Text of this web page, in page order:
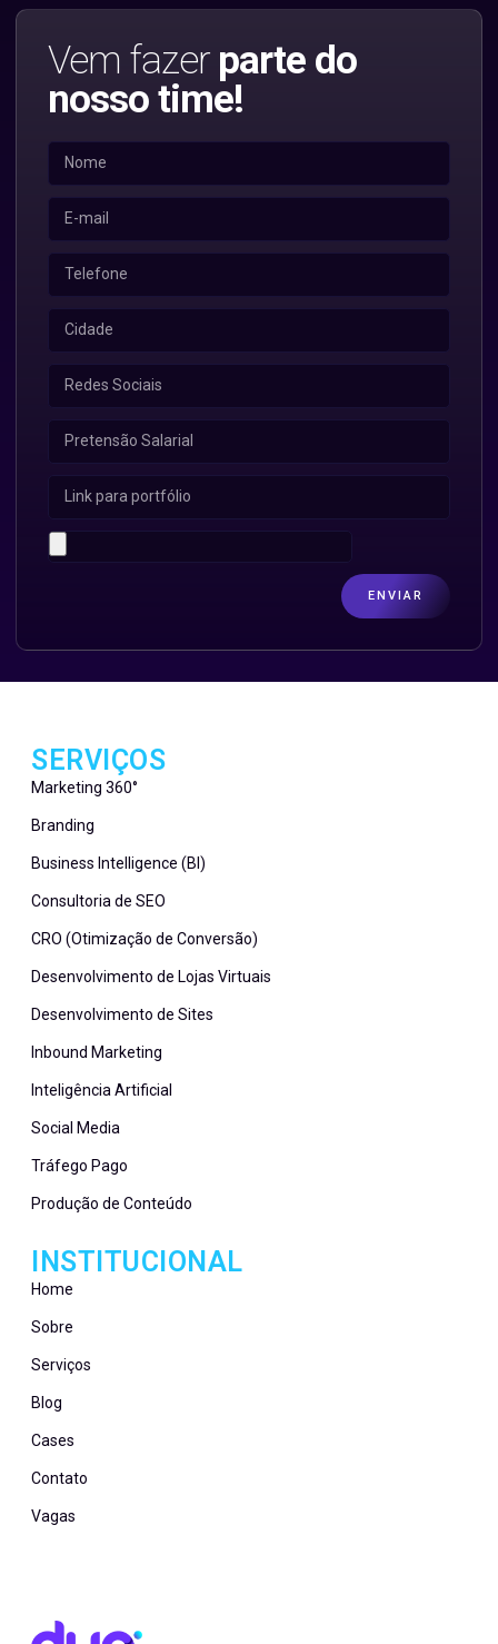
Vem fazer parte do
nosso time!
ENVIAR
SERVIÇOS
Marketing 360°
Branding
Business Intelligence (BI)
Consultoria de SEO
CRO (Otimização de Conversão)
Desenvolvimento de Lojas Virtuais
Desenvolvimento de Sites
Inbound Marketing
Inteligência Artificial
Social Media
Tráfego Pago
Produção de Conteúdo
INSTITUCIONAL
Home
Sobre
Serviços
Blog
Cases
Contato
Vagas